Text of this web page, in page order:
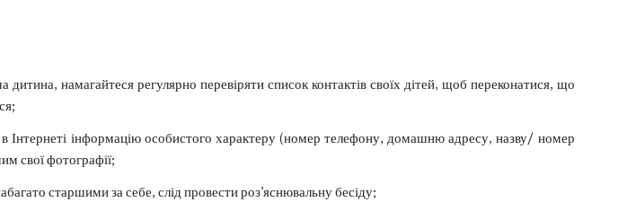
дитина, намагайтеся регулярно перевіряти список контактів своїх дітей, щоб переконатися, що
Інтернеті інформацію особистого характеру (номер телефону, домашню адресу, назву/ номер
свої фотографії;
старшими за себе, слід провести роз’яснювальну бесіду;